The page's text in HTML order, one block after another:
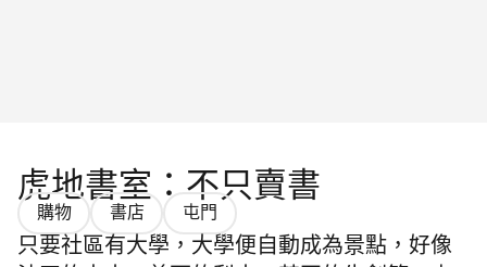
虎地書室：不只賣書
購物 書店 屯門
只要社區有大學，大學便自動成為景點，好像